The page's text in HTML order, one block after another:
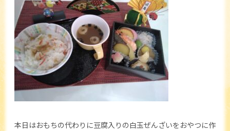
本日はおもちの代わりに豆腐入りの白玉ぜんざいをおやつに作